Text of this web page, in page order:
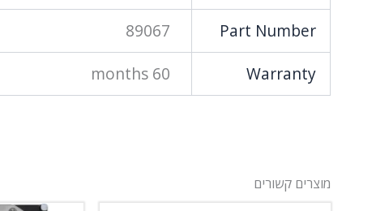
Part Number
89067
Warranty
60 months
מוצרים קשורים